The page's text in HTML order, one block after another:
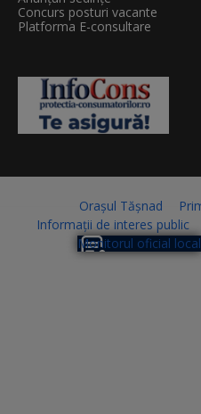
Concurs posturi vacante
Platforma E-consultare
Orașul Tășnad
Informații de interes public
Monitorul oficial local